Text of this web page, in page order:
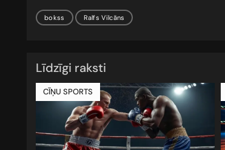
bokss Ralfs Vilcāns
Līdzīgi raksti
CĪŅU SPORTS